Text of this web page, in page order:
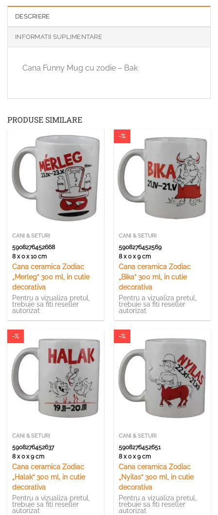
DESCRIERE
INFORMATII SUPLIMENTARE
Cana Funny Mug cu zodie – Bak
PRODUSE SIMILARE
CANI & SETURI
5908276452668
8 x 0 x 10 cm
Cana ceramica Zodiac
„Merleg” 300 ml, in cutie
decorativa
Pentru a vizualiza pretul,
trebuie sa fiti reseller
autorizat
-%
CANI & SETURI
5908276452569
8 x 0 x 9 cm
Cana ceramica Zodiac
„Bika” 300 ml, in cutie
decorativa
Pentru a vizualiza pretul,
trebuie sa fiti reseller
autorizat
-%
CANI & SETURI
5908276452637
8 x 0 x 9 cm
Cana ceramica Zodiac
„Halak” 300 ml, in cutie
decorativa
Pentru a vizualiza pretul,
trebuie sa fiti reseller
autorizat
-%
CANI & SETURI
5908276452651
8 x 0 x 9 cm
Cana ceramica Zodiac
„Nyilas” 300 ml, in cutie
decorativa
Pentru a vizualiza pretul,
trebuie sa fiti reseller
autorizat